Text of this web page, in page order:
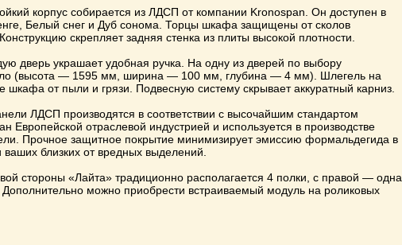
корпус собирается из ЛДСП от компании Kronospan. Он доступен в
Белый снег и Дуб сонома. Торцы шкафа защищены от сколов
скрепляет задняя стенка из плиты высокой плотности.
дверь украшает удобная ручка. На одну из дверей по выбору
(высота — 1595 мм, ширина — 100 мм, глубина — 4 мм). Шлегель на
от пыли и грязи. Подвесную систему скрывает аккуратный карниз.
ЛДСП производятся в соответствии с высочайшим стандартом
Европейской отраслевой индустрией и используется в производстве
Прочное защитное покрытие минимизирует эмиссию формальдегида в
ваших близких от вредных выделений.
стороны «Лайта» традиционно располагается 4 полки, с правой — одна
можно приобрести встраиваемый модуль на роликовых